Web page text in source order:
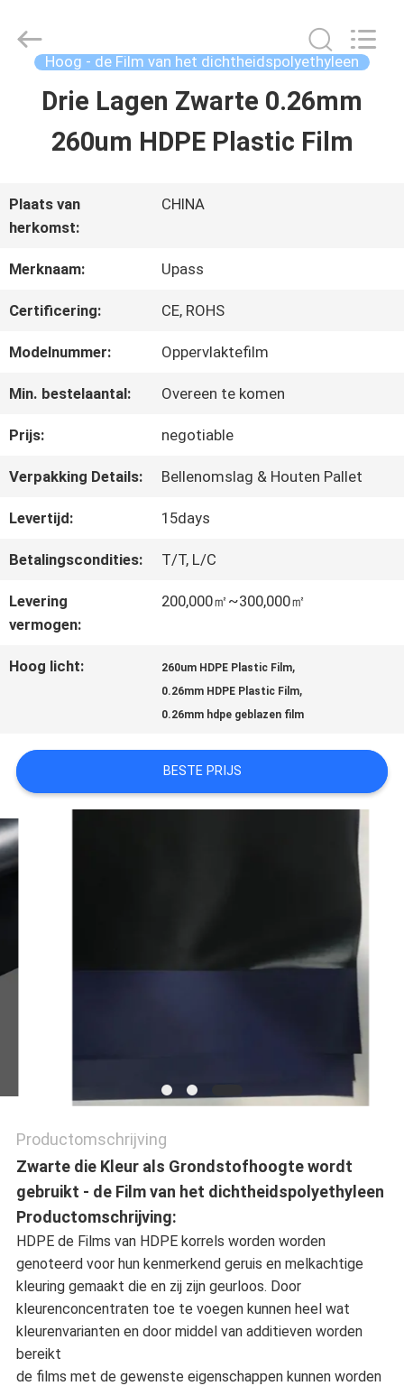
HUIS
VIDEO'S
VR-
SHOW
ONS
FABRIEKSTOCHT
NEEM
ONS
OP
PRIVACYBELEID
Material
Technology
(Shanghai)
Hoog - de Film van het dichtheidspolyethyleen
Drie Lagen Zwarte 0.26mm
260um HDPE Plastic Film
Plaats van
herkomst:
CHINA
Merknaam: Upass
Certificering: CE, ROHS
Modelnummer: Oppervlaktefilm
Min. bestelaantal: Overeen te komen
Prijs: negotiable
Verpakking Details: Bellenomslag & Houten Pallet
Levertijd: 15days
Betalingscondities: T/T, L/C
Levering
vermogen:
200,000㎡~300,000㎡
Hoog licht: 260um HDPE Plastic Film,
0.26mm HDPE Plastic Film,
0.26mm hdpe geblazen film
BESTE PRIJS
Productomschrijving
Zwarte die Kleur als Grondstofhoogte wordt
gebruikt - de Film van het dichtheidspolyethyleen
Productomschrijving:
HDPE de Films van HDPE korrels worden worden
genoteerd voor hun kenmerkend geruis en melkachtige
kleuring gemaakt die en zij zijn geurloos. Door
kleurenconcentraten toe te voegen kunnen heel wat
kleurenvarianten en door middel van additieven worden
bereikt
de films met de gewenste eigenschappen kunnen worden